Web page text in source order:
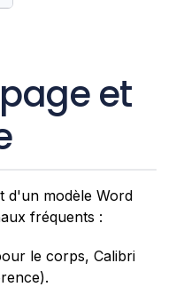
et
d'un modèle Word
fréquents :
le corps, Calibri